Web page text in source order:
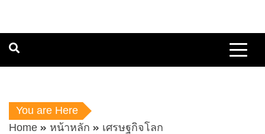
You are Here
Home
หน้าหลัก เศรษฐกิจโลก